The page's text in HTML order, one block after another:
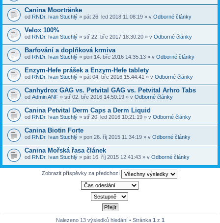
Canina Moortränke
od RNDr. Ivan Stuchlý » pát 26. led 2018 11:08:19 » v Odborné články
Velox 100%
od RNDr. Ivan Stuchlý » stř 22. bře 2017 18:30:20 » v Odborné články
Barfování a doplňková krmiva
od RNDr. Ivan Stuchlý » pon 14. bře 2016 14:35:13 » v Odborné články
Enzym-Hefe prášek a Enzym-Hefe tablety
od RNDr. Ivan Stuchlý » pát 04. bře 2016 15:44:41 » v Odborné články
Canhydrox GAG vs. Petvital GAG vs. Petvital Arhro Tabs
od Admin ANF » stř 02. bře 2016 14:50:19 » v Odborné články
Canina Petvital Derm Caps a Derm Liquid
od RNDr. Ivan Stuchlý » stř 20. led 2016 10:21:19 » v Odborné články
Canina Biotin Forte
od RNDr. Ivan Stuchlý » pon 26. říj 2015 11:34:19 » v Odborné články
Canina Mořská řasa článek
od RNDr. Ivan Stuchlý » pát 16. říj 2015 12:41:43 » v Odborné články
Zobrazit příspěvky za předchozí
Nalezeno 13 výsledků hledání • Stránka 1 z 1